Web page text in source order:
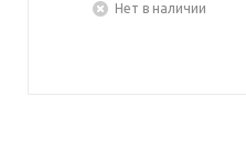
Нет в наличии